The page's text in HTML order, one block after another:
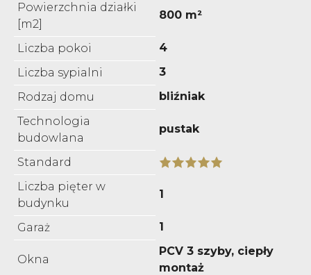
Powierzchnia działki
[m2]
800 m²
Liczba pokoi
4
Liczba sypialni
3
Rodzaj domu
bliźniak
Technologia
budowlana
pustak
Standard
Liczba pięter w
budynku
1
Garaż 1
Okna
PCV 3 szyby, ciepły
montaż